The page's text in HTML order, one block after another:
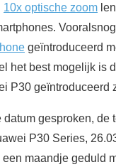
10x optische zoom
geïntroduceerd
het best mogelijk is
P30 geïntroduceerd
datum gesproken, de
P30 Series,
maandje geduld